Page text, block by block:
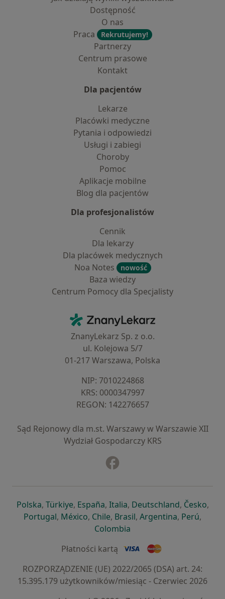
Dostępność
O nas
Praca
Rekrutujemy!
Partnerzy
Centrum prasowe
Kontakt
Dla pacjentów
Lekarze
Placówki medyczne
Pytania i odpowiedzi
Usługi i zabiegi
Choroby
Pomoc
Aplikacje mobilne
Blog dla pacjentów
Dla profesjonalistów
Cennik
Dla lekarzy
Dla placówek medycznych
Noa Notes
nowość
Baza wiedzy
Centrum Pomocy dla Specjalisty
ZnanyLekarz - Strona główna
ZnanyLekarz Sp. z o.o.
ul. Kolejowa 5/7
01-217 Warszawa, Polska
NIP: ⁠7010224868
KRS: ⁠0000347997
REGON: ⁠142276657
Sąd Rejonowy dla m.st. Warszawy w Warszawie XII
Wydział Gospodarczy KRS
Polskaotwiera się w nowej karcie
, Türkiyeotwiera się w nowej karcie
, Españaotwiera się w nowej karcie
, Italiaotwiera się w nowej
, Deutschlandotwiera się
, Česko,
Portugalotwiera się w nowej karcie
, Méxicootwiera się w nowej karcie
, Chileotwiera się w nowej karcie
, Brasilotwiera się w nowej
, Argentinaotwiera się
, Perú,
Colombia
Płatności kartą
ROZPORZĄDZENIE (UE) 2022/2065 (DSA) art. 24:
15.395.179 użytkowników/miesiąc - Czerwiec 2026